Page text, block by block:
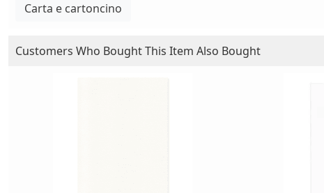
Carta e cartoncino
Customers Who Bought This Item Also Bought